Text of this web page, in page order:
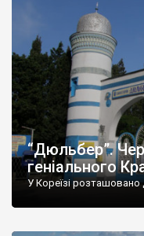
“Дюльбер”.
геніального
У Кореїзі розташовано